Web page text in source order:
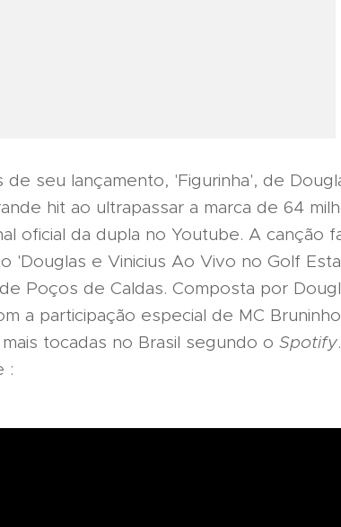
de seu lançamento, 'Figurinha', de
hit ao ultrapassar a marca de 64
oficial da dupla no Youtube. A canção
'Douglas e Vinicius Ao Vivo no Golf
Poços de Caldas. Composta por
a participação especial de MC
tocadas no Brasil segundo o Spotify
: